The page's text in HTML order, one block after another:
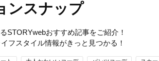
ンスナップ
STORYwebおすすめ記事をご紹介！
フスタイル情報がきっと見つかる！